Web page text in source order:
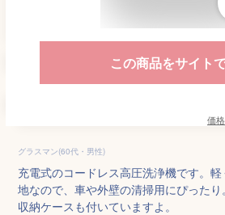
この商品をサイト
価
グラスマン(60代・男性)
充電式のコードレス高圧洗浄機です。
地なので、車や外壁の清掃用にぴったり
収納ケースも付いていますよ。